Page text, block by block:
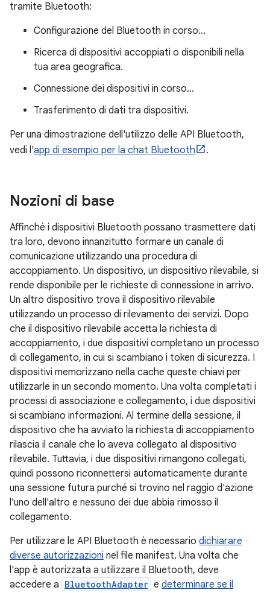
tramite Bluetooth:
Configurazione del Bluetooth in corso...
Ricerca di dispositivi accoppiati o disponibili nella
tua area geografica.
Connessione dei dispositivi in corso...
Trasferimento di dati tra dispositivi.
Per una dimostrazione dell'utilizzo delle API Bluetooth,
vedi l'app di esempio per la chat Bluetooth .
Nozioni di base
Affinché i dispositivi Bluetooth possano trasmettere dati
tra loro, devono innanzitutto formare un canale di
comunicazione utilizzando una procedura di
accoppiamento. Un dispositivo, un dispositivo rilevabile, si
rende disponibile per le richieste di connessione in arrivo.
Un altro dispositivo trova il dispositivo rilevabile
utilizzando un processo di rilevamento dei servizi. Dopo
che il dispositivo rilevabile accetta la richiesta di
accoppiamento, i due dispositivi completano un processo
di collegamento, in cui si scambiano i token di sicurezza. I
dispositivi memorizzano nella cache queste chiavi per
utilizzarle in un secondo momento. Una volta completati i
processi di associazione e collegamento, i due dispositivi
si scambiano informazioni. Al termine della sessione, il
dispositivo che ha avviato la richiesta di accoppiamento
rilascia il canale che lo aveva collegato al dispositivo
rilevabile. Tuttavia, i due dispositivi rimangono collegati,
quindi possono riconnettersi automaticamente durante
una sessione futura purché si trovino nel raggio d'azione
l'uno dell'altro e nessuno dei due abbia rimosso il
collegamento.
Per utilizzare le API Bluetooth è necessario dichiarare
diverse autorizzazioni nel file manifest. Una volta che
l'app è autorizzata a utilizzare il Bluetooth, deve
accedere a BluetoothAdapter e determinare se il